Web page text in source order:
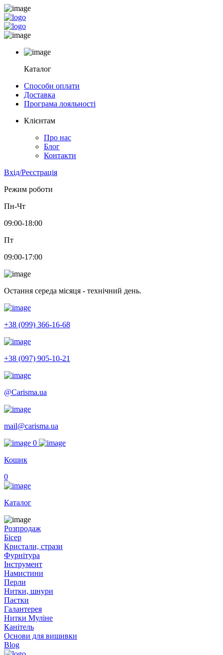
Каталог
Способи оплати
Доставка
Програма лояльності
Клієнтам
Про нас
Блог
Контакти
Вхід/Реєстрація
Режим роботи
Пн-Чт
09:00-18:00
Пт
09:00-17:00
Остання середа місяця - технічний день.
+38 (099) 366-16-68
+38 (097) 905-10-21
@Carisma.ua
mail@carisma.ua
0
Кошик
0
Каталог
Розпродаж
Бісер
Кристали, стрази
Фурнітура
Інструмент
Намистини
Перли
Нитки, шнури
Паєтки
Галантерея
Нитки Муліне
Канітель
Основи для вишивки
Blog